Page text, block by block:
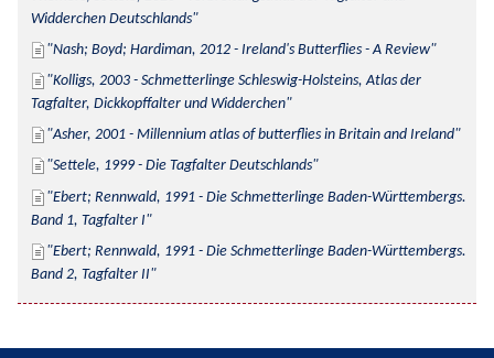
Widderchen Deutschlands
Nash; Boyd; Hardiman, 2012 - Ireland's Butterflies - A Review
Kolligs, 2003 - Schmetterlinge Schleswig-Holsteins, Atlas der
Tagfalter, Dickkopffalter und Widderchen
Asher, 2001 - Millennium atlas of butterflies in Britain and Ireland
Settele, 1999 - Die Tagfalter Deutschlands
Ebert; Rennwald, 1991 - Die Schmetterlinge Baden-Württembergs.
Band 1, Tagfalter I
Ebert; Rennwald, 1991 - Die Schmetterlinge Baden-Württembergs.
Band 2, Tagfalter II